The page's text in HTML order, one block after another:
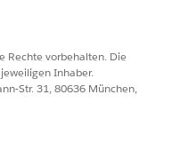
Rechte vorbehalten. Die
Inhaber.
Str. 31, 80636 München,